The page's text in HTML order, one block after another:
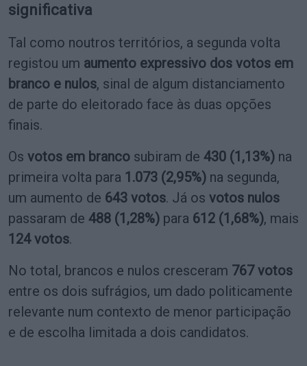
significativa
Tal como noutros territórios, a segunda volta
registou um aumento expressivo dos votos em
branco e nulos, sinal de algum distanciamento
de parte do eleitorado face às duas opções
finais.
Os votos em branco subiram de 430 (1,13%) na
primeira volta para 1.073 (2,95%) na segunda,
um aumento de 643 votos. Já os votos nulos
passaram de 488 (1,28%) para 612 (1,68%), mais
124 votos.
No total, brancos e nulos cresceram 767 votos
entre os dois sufrágios, um dado politicamente
relevante num contexto de menor participação
e de escolha limitada a dois candidatos.